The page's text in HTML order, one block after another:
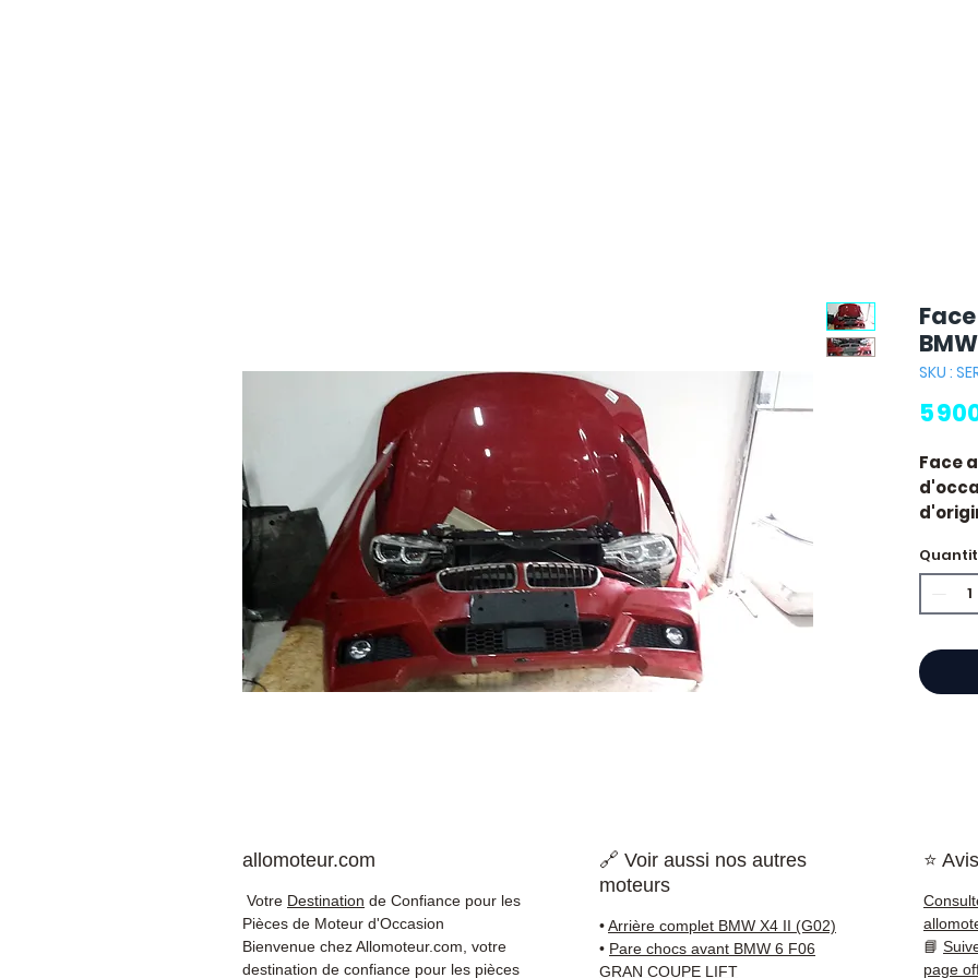
SKU :
5
Face
État
sur
BMW.
reste
+33 6
allomoteur.com
Votre Destination de Confiance pour les
Pièces de Moteur d'Occasion
Bienvenue chez Allomoteur.com, votre
destination de confiance pour les pièces
🔗 Voir aussi nos autres
moteurs
•Arrière complet BMW X4 II (G02)
• Pare chocs avant BMW 6 F06
GRAN COUPE LIFT
⭐
📘
page